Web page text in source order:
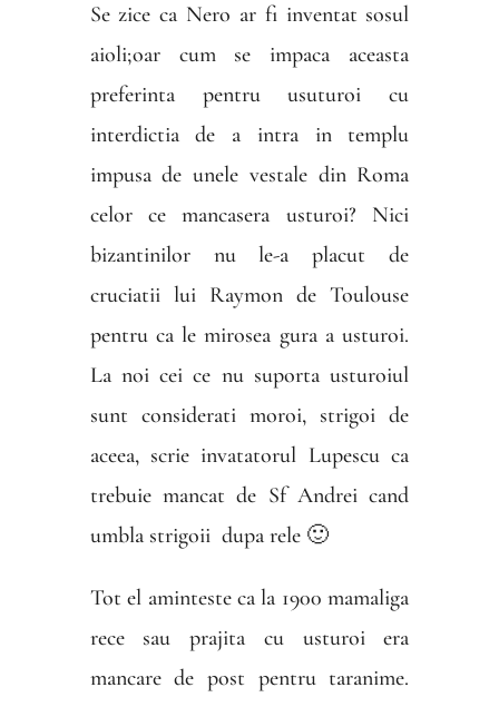
Se zice ca Nero ar fi inventat sosul
aioli;oar cum se impaca aceasta
preferinta pentru usuturoi cu
interdictia de a intra in templu
impusa de unele vestale din Roma
celor ce mancasera usturoi? Nici
bizantinilor nu le-a placut de
cruciatii lui Raymon de Toulouse
pentru ca le mirosea gura a usturoi.
La noi cei ce nu suporta usturoiul
sunt considerati moroi, strigoi de
aceea, scrie invatatorul Lupescu ca
trebuie mancat de Sf Andrei cand
umbla strigoii dupa rele 🙂
Tot el aminteste ca la 1900 mamaliga
rece sau prajita cu usturoi era
mancare de post pentru taranime.